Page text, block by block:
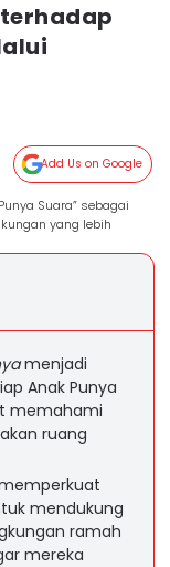
Add Us on Google
Suara” sebagai
yang lebih
menjadi
Anak Punya
memahami
ruang
mendukung
ramah
mereka